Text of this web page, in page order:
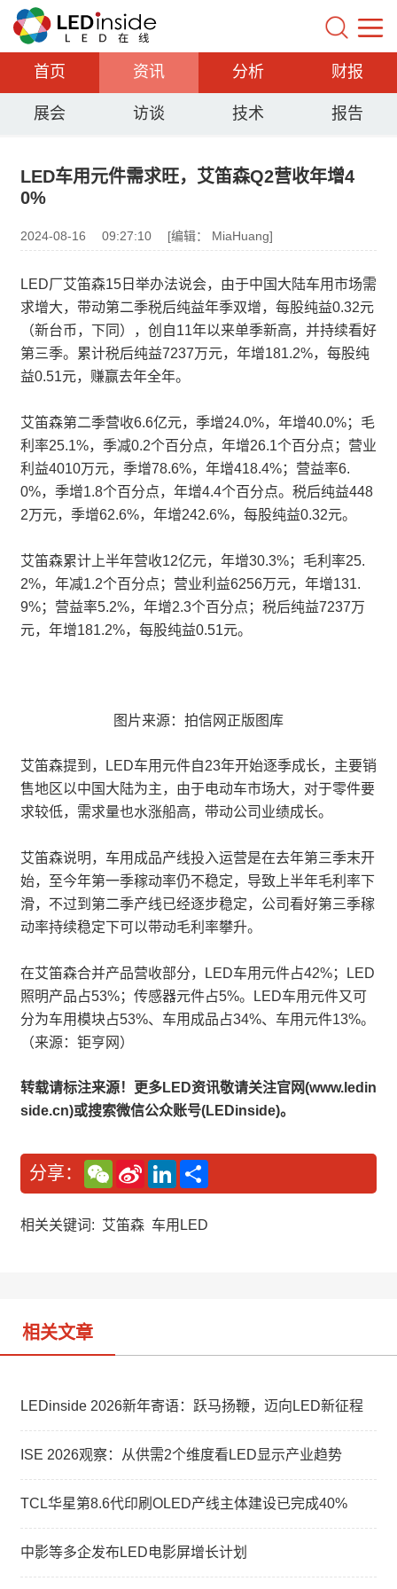
首页 资讯 分析 财报
展会 访谈 技术 报告
LED车用元件需求旺，艾笛森Q2营收年增4
0%
2024-08-16 09:27:10 [编辑： MiaHuang]
LED厂艾笛森15日举办法说会，由于中国大陆车用市场需
求增大，带动第二季税后纯益年季双增，每股纯益0.32元
（新台币，下同），创自11年以来单季新高，并持续看好
第三季。累计税后纯益7237万元，年增181.2%，每股纯
益0.51元，赚赢去年全年。
艾笛森第二季营收6.6亿元，季增24.0%，年增40.0%；毛
利率25.1%，季减0.2个百分点，年增26.1个百分点；营业
利益4010万元，季增78.6%，年增418.4%；营益率6.
0%，季增1.8个百分点，年增4.4个百分点。税后纯益448
2万元，季增62.6%，年增242.6%，每股纯益0.32元。
艾笛森累计上半年营收12亿元，年增30.3%；毛利率25.
2%，年减1.2个百分点；营业利益6256万元，年增131.
9%；营益率5.2%，年增2.3个百分点；税后纯益7237万
元，年增181.2%，每股纯益0.51元。
图片来源：拍信网正版图库
艾笛森提到，LED车用元件自23年开始逐季成长，主要销
售地区以中国大陆为主，由于电动车市场大，对于零件要
求较低，需求量也水涨船高，带动公司业绩成长。
艾笛森说明，车用成品产线投入运营是在去年第三季末开
始，至今年第一季稼动率仍不稳定，导致上半年毛利率下
滑，不过到第二季产线已经逐步稳定，公司看好第三季稼
动率持续稳定下可以带动毛利率攀升。
在艾笛森合并产品营收部分，LED车用元件占42%；LED
照明产品占53%；传感器元件占5%。LED车用元件又可
分为车用模块占53%、车用成品占34%、车用元件13%。
（来源：钜亨网）
转载请标注来源！更多LED资讯敬请关注官网(www.ledin
side.cn)或搜索微信公众账号(LEDinside)。
分享：
W
e
C
a
S
n
W
L
n
e
相关关键词: 艾笛森 车用LED
相关文章
LEDinside 2026新年寄语：跃马扬鞭，迈向LED新征程
ISE 2026观察：从供需2个维度看LED显示产业趋势
TCL华星第8.6代印刷OLED产线主体建设已完成40%
中影等多企发布LED电影屏增长计划